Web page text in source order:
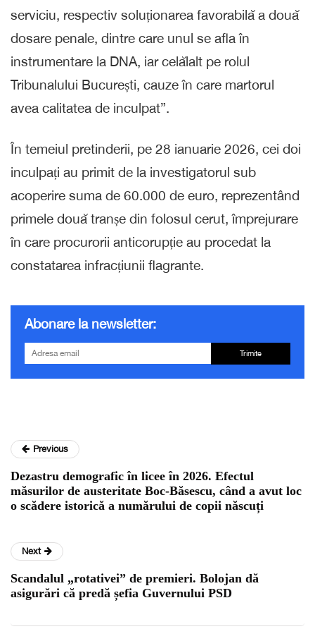
serviciu, respectiv soluționarea favorabilă a două
dosare penale, dintre care unul se afla în
instrumentare la DNA, iar celălalt pe rolul
Tribunalului București, cauze în care martorul
avea calitatea de inculpat”.
În temeiul pretinderii, pe 28 ianuarie 2026, cei doi
inculpați au primit de la investigatorul sub
acoperire suma de 60.000 de euro, reprezentând
primele două tranșe din folosul cerut, împrejurare
în care procurorii anticorupție au procedat la
constatarea infracțiunii flagrante.
Abonare la newsletter:
Trimite
Previous
Dezastru demografic în licee în 2026. Efectul
măsurilor de austeritate Boc-Băsescu, când a avut loc
o scădere istorică a numărului de copii născuți
Next
Scandalul „rotativei” de premieri. Bolojan dă
asigurări că predă șefia Guvernului PSD